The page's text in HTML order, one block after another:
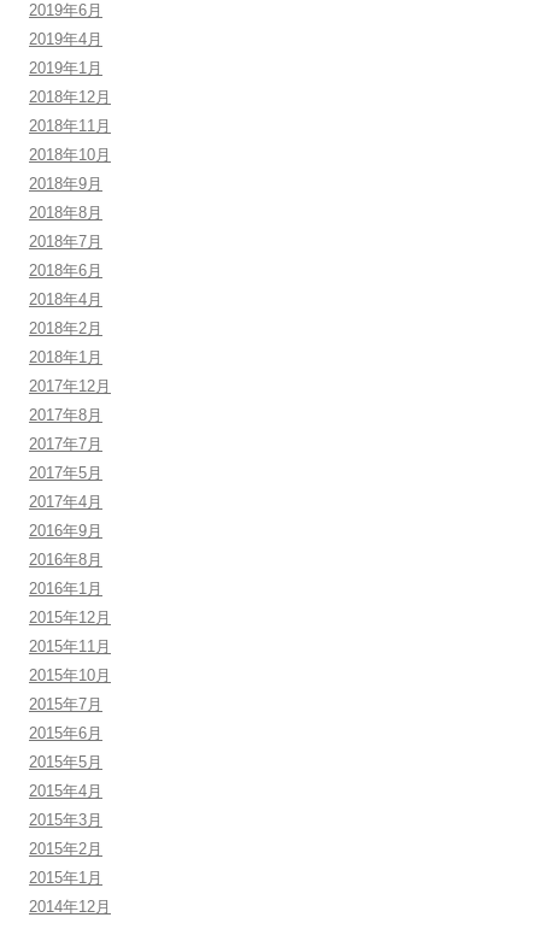
2019年6月
2019年4月
2019年1月
2018年12月
2018年11月
2018年10月
2018年9月
2018年8月
2018年7月
2018年6月
2018年4月
2018年2月
2018年1月
2017年12月
2017年8月
2017年7月
2017年5月
2017年4月
2016年9月
2016年8月
2016年1月
2015年12月
2015年11月
2015年10月
2015年7月
2015年6月
2015年5月
2015年4月
2015年3月
2015年2月
2015年1月
2014年12月